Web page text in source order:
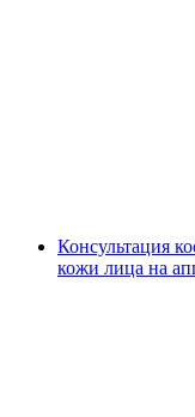
Консультация
кожи лица на